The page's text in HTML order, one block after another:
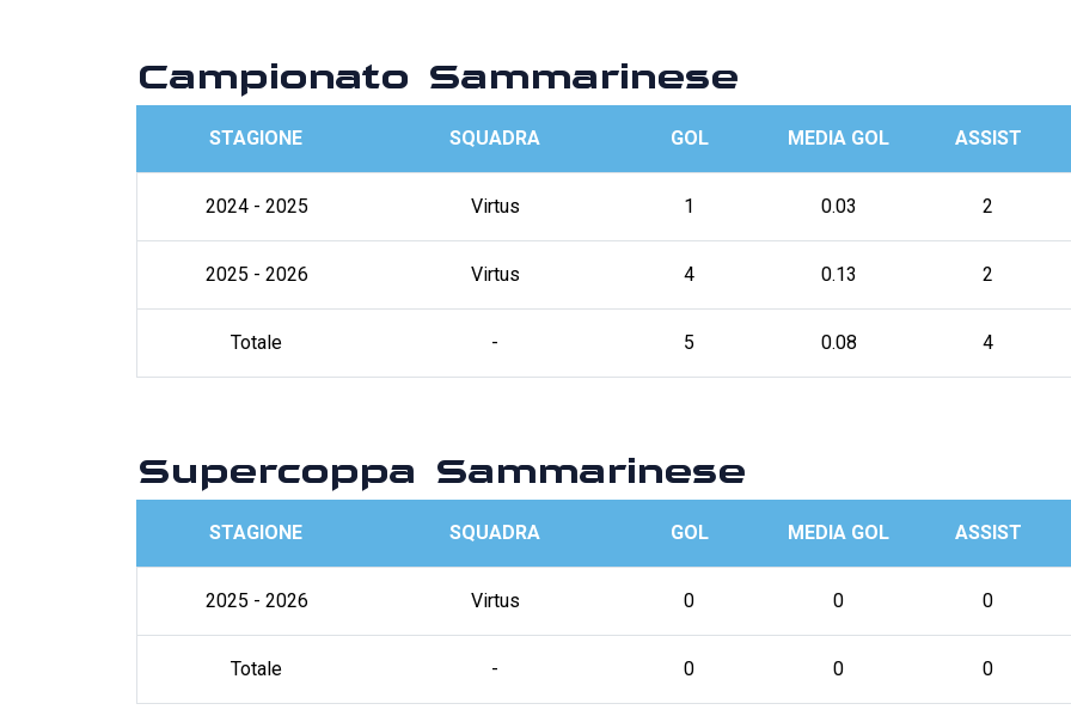
Campionato Sammarinese
STAGIONE SQUADRA GOL MEDIA GOL ASSIST
2024 - 2025 Virtus 1 0.03 2
2025 - 2026 Virtus 4 0.13 2
Totale - 5 0.08 4
Supercoppa Sammarinese
STAGIONE SQUADRA GOL MEDIA GOL ASSIST
2025 - 2026 Virtus 0 0 0
Totale - 0 0 0